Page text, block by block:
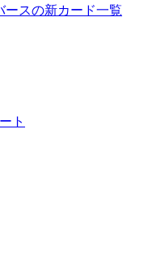
ースの新カード一覧
ト